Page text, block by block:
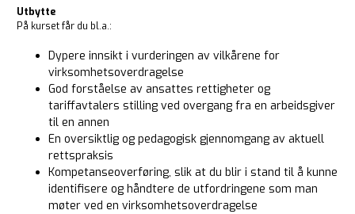
Utbytte
På kurset får du bl.a.:
Dypere innsikt i vurderingen av vilkårene for
virksomhetsoverdragelse
God forståelse av ansattes rettigheter og
tariffavtalers stilling ved overgang fra en arbeidsgiver
til en annen
En oversiktlig og pedagogisk gjennomgang av aktuell
rettspraksis
Kompetanseoverføring, slik at du blir i stand til å kunne
identifisere og håndtere de utfordringene som man
møter ved en virksomhetsoverdragelse